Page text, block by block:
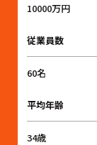
10000万円
従業員数
60名
平均年齢
34歳